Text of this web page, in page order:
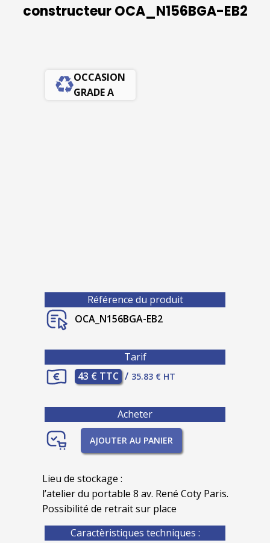
constructeur OCA_N156BGA-EB2
OCCASION
GRADE A
Référence du produit
OCA_N156BGA-EB2
Tarif
43 € TTC / 35.83 € HT
Acheter
AJOUTER AU PANIER
Lieu de stockage :
l’atelier du portable 8 av. René Coty Paris.
Possibilité de retrait sur place
Caractèristiques techniques :